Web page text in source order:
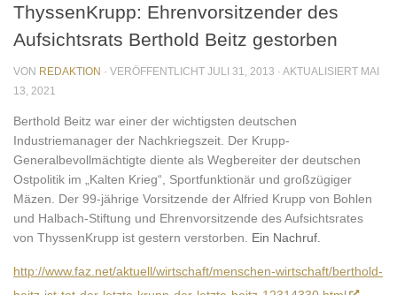
ThyssenKrupp: Ehrenvorsitzender des
Aufsichtsrats Berthold Beitz gestorben
VON REDAKTION · VERÖFFENTLICHT JULI 31, 2013 · AKTUALISIERT MAI
13, 2021
Berthold Beitz war einer der wichtigsten deutschen
Industriemanager der Nachkriegszeit. Der Krupp-
Generalbevollmächtigte diente als Wegbereiter der deutschen
Ostpolitik im „Kalten Krieg“, Sportfunktionär und großzügiger
Mäzen. Der 99-jährige Vorsitzende der Alfried Krupp von Bohlen
und Halbach-Stiftung und Ehrenvorsitzende des Aufsichtsrates
von ThyssenKrupp ist gestern verstorben. Ein Nachruf.
http://www.faz.net/aktuell/wirtschaft/menschen-wirtschaft/berthold-